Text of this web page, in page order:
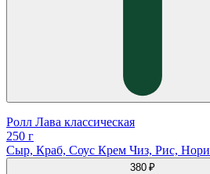
Ролл Лава классическая
250 г
Сыр, Краб, Соус Крем Чиз, Рис, Нори
380 ₽